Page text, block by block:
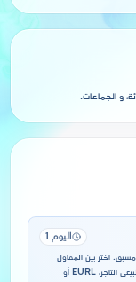
و الجماعات.
اليوم 1
اختر بين المقاول
الذاتي (ANAE، سقف 5 ملايين دج للخدمات)، الشخص الطبيعي التاجر، EURL أو